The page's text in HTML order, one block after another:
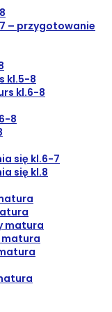
– przygotowanie
kl.5-8
kl.6-8
8
się kl.6-7
się kl.8
matura